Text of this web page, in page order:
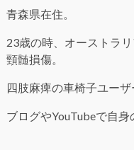
青森県在住。
23歳の時、オーストラ
頸髄損傷。
四肢麻痺の車椅子ユーザ
ブログやYouTubeで自身